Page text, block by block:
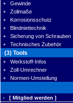
+ Gewinde
+ Zollmaße
+ Korrosionsschutz
+ Blindniettechnik
+ Sicherung von Schrauben
+ Technisches Zubehör
(3) Tools
+ Werkstoff-Infos
+ Zoll-Umrechner
+ Normen-Umstellung
- [ Mitglied werden ]